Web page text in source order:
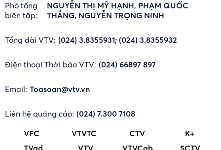
Phó tổng
biên tập:
NGUYỄN THỊ MỸ HẠNH, PHẠM QUỐC
THẮNG, NGUYỄN TRỌNG NINH
Tổng đài VTV: (024) 3.8355931; (024) 3.8355932
Điện thoại Thời báo VTV: (024) 66897 897
Email: Toasoan@vtv.vn
Liên hệ quảng cáo: (024) 7.300 7108
VFC
VTVTC CTV
K+
TVad
VTV VTVCab SCTV